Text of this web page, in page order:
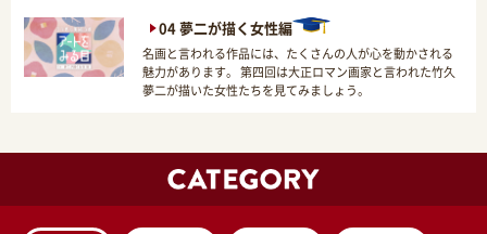
04 夢二が描く女性編
名画と言われる作品には、たくさんの人が心を動かされる
魅力があります。 第四回は大正ロマン画家と言われた竹久
夢二が描いた女性たちを見てみましょう。